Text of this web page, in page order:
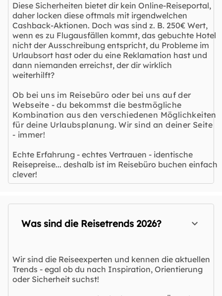
Diese Sicherheiten bietet dir kein Online-Reiseportal,
daher locken diese oftmals mit irgendwelchen
Cashback-Aktionen. Doch was sind z. B. 250€ Wert,
wenn es zu Flugausfällen kommt, das gebuchte Hotel
nicht der Ausschreibung entspricht, du Probleme im
Urlaubsort hast oder du eine Reklamation hast und
dann niemanden erreichst, der dir wirklich
weiterhilft?
Ob bei uns im Reisebüro oder bei uns auf der
Webseite - du bekommst die bestmögliche
Kombination aus den verschiedenen Möglichkeiten
für deine Urlaubsplanung. Wir sind an deiner Seite
- immer!
Echte Erfahrung - echtes Vertrauen - identische
Reisepreise... deshalb ist im Reisebüro buchen einfach
clever!
Was sind die Reisetrends 2026?
Wir sind die Reiseexperten und kennen die aktuellen
Trends - egal ob du nach Inspiration, Orientierung
oder Sicherheit suchst!